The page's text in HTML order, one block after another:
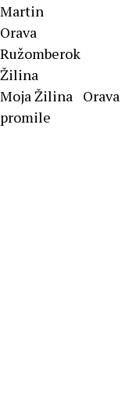
Martin
Orava
Ružomberok
Žilina
Moja Žilina Orava
promile